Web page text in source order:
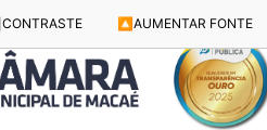
CONTRASTE 🔼 AUMENTAR FONTE